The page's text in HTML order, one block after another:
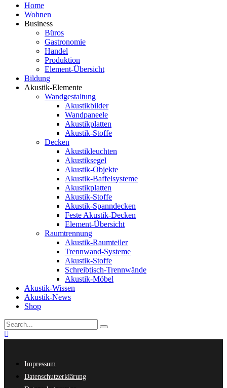
Home
Wohnen
Business
Büros
Gastronomie
Handel
Produktion
Element-Übersicht
Bildung
Akustik-Elemente
Wandgestaltung
Akustikbilder
Wandpaneele
Akustikplatten
Akustik-Stoffe
Decken
Akustikleuchten
Akustiksegel
Akustik-Objekte
Akustik-Baffelsysteme
Akustikplatten
Akustik-Stoffe
Akustik-Spanndecken
Feste Akustik-Decken
Element-Übersicht
Raumtrennung
Akustik-Raumteiler
Trennwand-Systeme
Akustik-Stoffe
Schreibtisch-Trennwände
Akustik-Möbel
Akustik-Wissen
Akustik-News
Shop
Impressum
Datenschutzerklärung